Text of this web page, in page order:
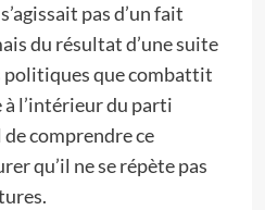
pas d’un fait
du résultat d’une suite
politiques que combattit
à l’intérieur du parti
comprendre ce
qu’il ne se répète pas